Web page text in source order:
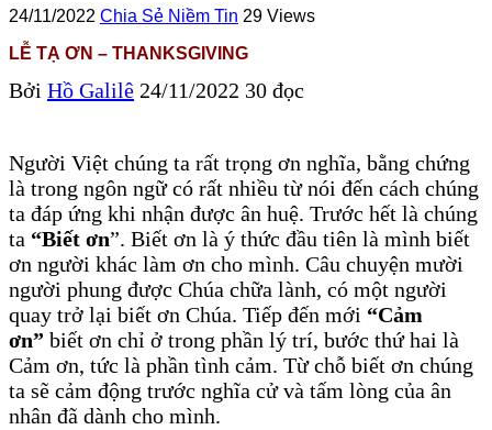
24/11/2022 Chia Sẻ Niềm Tin 29 Views
LỄ TẠ ƠN – THANKSGIVING
Bởi Hồ Galilê 24/11/2022 30 đọc
Người Việt chúng ta rất trọng ơn nghĩa, bằng chứng
là trong ngôn ngữ có rất nhiều từ nói đến cách chúng
ta đáp ứng khi nhận được ân huệ. Trước hết là chúng
ta “Biết ơn”. Biết ơn là ý thức đầu tiên là mình biết
ơn người khác làm ơn cho mình. Câu chuyện mười
người phung được Chúa chữa lành, có một người
quay trở lại biết ơn Chúa. Tiếp đến mới “Cảm
ơn” biết ơn chỉ ở trong phần lý trí, bước thứ hai là
Cảm ơn, tức là phần tình cảm. Từ chỗ biết ơn chúng
ta sẽ cảm động trước nghĩa cử và tấm lòng của ân
nhân đã dành cho mình.